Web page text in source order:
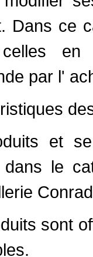
Dans ce
celles
par l'
et
dans le
sont